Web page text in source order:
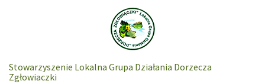
Stowarzyszenie Lokalna Grupa Działania Dorzecza
Zgłowiaczki